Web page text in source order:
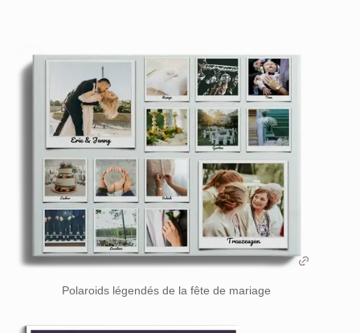
Polaroids légendés de la fête de mariage